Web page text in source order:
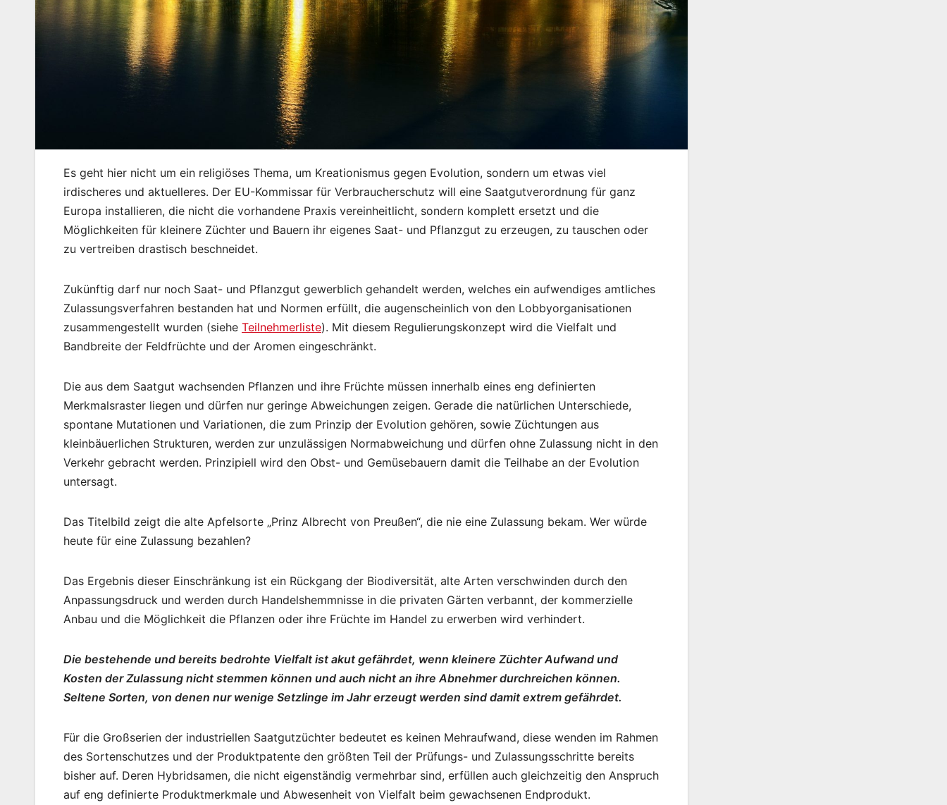
Es geht hier nicht um ein religiöses Thema, um Kreationismus gegen Evolution, sondern um etwas viel
irdischeres und aktuelleres. Der EU-Kommissar für Verbraucherschutz will eine Saatgutverordnung für ganz
Europa installieren, die nicht die vorhandene Praxis vereinheitlicht, sondern komplett ersetzt und die
Möglichkeiten für kleinere Züchter und Bauern ihr eigenes Saat- und Pflanzgut zu erzeugen, zu tauschen oder
zu vertreiben drastisch beschneidet.
Zukünftig darf nur noch Saat- und Pflanzgut gewerblich gehandelt werden, welches ein aufwendiges amtliches
Zulassungsverfahren bestanden hat und Normen erfüllt, die augenscheinlich von den Lobbyorganisationen
zusammengestellt wurden (siehe Teilnehmerliste). Mit diesem Regulierungskonzept wird die Vielfalt und
Bandbreite der Feldfrüchte und der Aromen eingeschränkt.
Die aus dem Saatgut wachsenden Pflanzen und ihre Früchte müssen innerhalb eines eng definierten
Merkmalsraster liegen und dürfen nur geringe Abweichungen zeigen. Gerade die natürlichen Unterschiede,
spontane Mutationen und Variationen, die zum Prinzip der Evolution gehören, sowie Züchtungen aus
kleinbäuerlichen Strukturen, werden zur unzulässigen Normabweichung und dürfen ohne Zulassung nicht in den
Verkehr gebracht werden. Prinzipiell wird den Obst- und Gemüsebauern damit die Teilhabe an der Evolution
untersagt.
Das Titelbild zeigt die alte Apfelsorte „Prinz Albrecht von Preußen“, die nie eine Zulassung bekam. Wer würde
heute für eine Zulassung bezahlen?
Das Ergebnis dieser Einschränkung ist ein Rückgang der Biodiversität, alte Arten verschwinden durch den
Anpassungsdruck und werden durch Handelshemmnisse in die privaten Gärten verbannt, der kommerzielle
Anbau und die Möglichkeit die Pflanzen oder ihre Früchte im Handel zu erwerben wird verhindert.
Die bestehende und bereits bedrohte Vielfalt ist akut gefährdet, wenn kleinere Züchter Aufwand und
Kosten der Zulassung nicht stemmen können und auch nicht an ihre Abnehmer durchreichen können.
Seltene Sorten, von denen nur wenige Setzlinge im Jahr erzeugt werden sind damit extrem gefährdet.
Für die Großserien der industriellen Saatgutzüchter bedeutet es keinen Mehraufwand, diese wenden im Rahmen
des Sortenschutzes und der Produktpatente den größten Teil der Prüfungs- und Zulassungsschritte bereits
bisher auf. Deren Hybridsamen, die nicht eigenständig vermehrbar sind, erfüllen auch gleichzeitig den Anspruch
auf eng definierte Produktmerkmale und Abwesenheit von Vielfalt beim gewachsenen Endprodukt.